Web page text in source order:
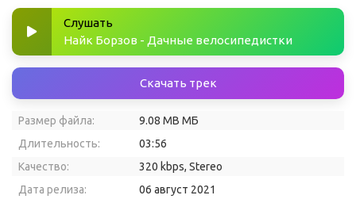
Слушать
Найк Борзов - Дачные велосипедистки
Скачать трек
Размер файла:
9.08 MB МБ
Длительность:
03:56
Качество:
320 kbps, Stereo
Дата релиза:
06 август 2021